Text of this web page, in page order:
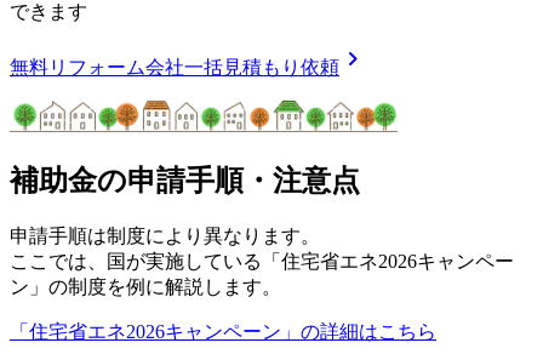
できます
無料リフォーム会社一括見積もり依頼 chevron_right
補助金の申請手順・注意点
申請手順は制度により異なります。
ここでは、国が実施している「住宅省エネ2026キャンペー
ン」の制度を例に解説します。
「住宅省エネ2026キャンペーン」の詳細はこちら